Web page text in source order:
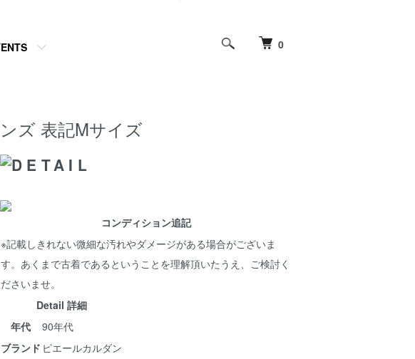
0
ズ 表記Mサイズ
コンディション追記
※記載しきれない微細な汚れやダメージがある場合がございま
す。あくまで古着であるということを理解頂いたうえ、ご検討く
ださいませ。
Detail 詳細
年代
90年代
ブランド ピエールカルダン